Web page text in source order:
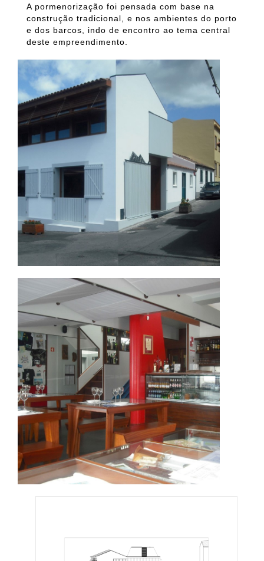
A pormenorização foi pensada com base na
construção tradicional, e nos ambientes do porto
e dos barcos, indo de encontro ao tema central
deste empreendimento.